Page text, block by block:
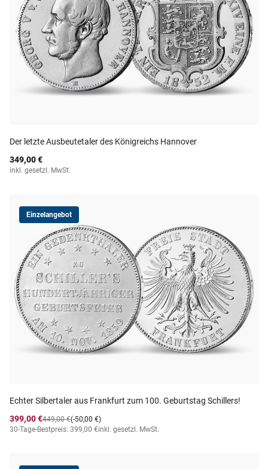
Der letzte Ausbeutetaler des Königreichs Hannover
349,00 €
inkl. gesetzl. MwSt.
Einzelangebot
Echter Silbertaler aus Frankfurt zum 100. Geburtstag Schillers!
399,00 €
(-50,00 €)
449,00 €
30-Tage-Bestpreis: 399,00 €inkl. gesetzl. MwSt.